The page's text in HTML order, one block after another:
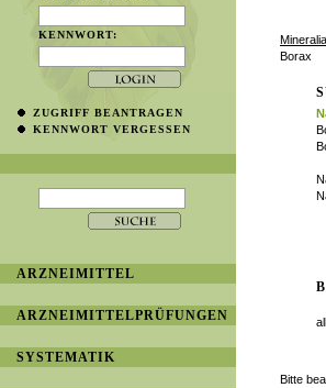
Mineralia
Borax
all
Bitte
KENNWORT:
ZUGRIFF BEANTRAGEN
KENNWORT VERGESSEN
ARZNEIMITTEL
ARZNEIMITTELPRÜFUNGEN
SYSTEMATIK